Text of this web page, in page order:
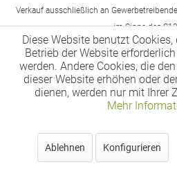
Verkauf ausschließlich an
im Sinne des
Diese Website benutzt
Betrieb der Website
werden. Andere Cookies, die
dieser Website erhöhen oder
dienen, werden nur mit Ihrer
Mehr
Ablehnen Konfigurieren